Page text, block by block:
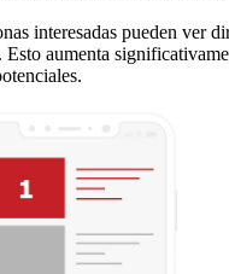
interesadas pueden ver
Esto aumenta